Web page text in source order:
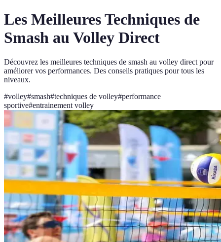
Les Meilleures Techniques de
Smash au Volley Direct
Découvrez les meilleures techniques de smash au volley direct pour
améliorer vos performances. Des conseils pratiques pour tous les
niveaux.
#volley#smash#techniques de volley#performance
sportive#entrainement volley